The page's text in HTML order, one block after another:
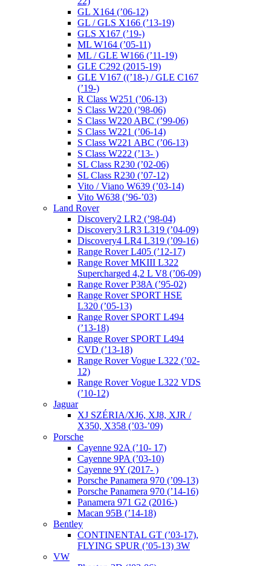
GL X164 (’06-12)
GL / GLS X166 (’13-19)
GLS X167 (’19-)
ML W164 (’05-11)
ML / GLE W166 (’11-19)
GLE C292 (2015-19)
GLE V167 ((’18-) / GLE C167
(’19-)
R Class W251 (’06-13)
S Class W220 (’98-06)
S Class W220 ABC (’99-06)
S Class W221 (’06-14)
S Class W221 ABC (’06-13)
S Class W222 (’13- )
SL Class R230 (’02-06)
SL Class R230 (’07-12)
Vito / Viano W639 (’03-14)
Vito W638 (’96-’03)
Land Rover
Discovery2 LR2 (’98-04)
Discovery3 LR3 L319 (’04-09)
Discovery4 LR4 L319 (’09-16)
Range Rover L405 (’12-17)
Range Rover MKIII L322
Supercharged 4,2 L V8 (’06-09)
Range Rover P38A (’95-02)
Range Rover SPORT HSE
L320 (’05-13)
Range Rover SPORT L494
(’13-18)
Range Rover SPORT L494
CVD (’13-18)
Range Rover Vogue L322 (’02-
12)
Range Rover Vogue L322 VDS
(’10-12)
Jaguar
XJ SZÉRIA/XJ6, XJ8, XJR /
X350, X358 (’03-’09)
Porsche
Cayenne 92A (’10- 17)
Cayenne 9PA (’03-10)
Cayenne 9Y (2017- )
Porsche Panamera 970 (’09-13)
Porsche Panamera 970 (’14-16)
Panamera 971 G2 (2016-)
Macan 95B (’14-18)
Bentley
CONTINENTAL GT (’03-17),
FLYING SPUR (’05-13) 3W
VW